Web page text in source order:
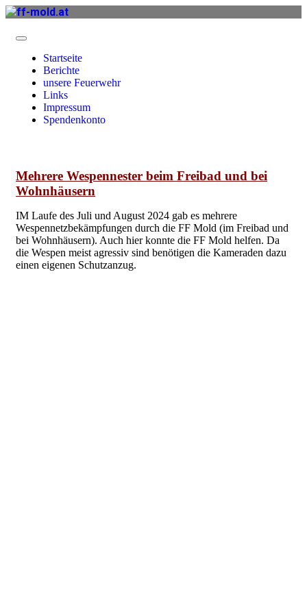
Startseite
Berichte
unsere Feuerwehr
Links
Impressum
Spendenkonto
Mehrere Wespennester beim Freibad und bei
Wohnhäusern
IM Laufe des Juli und August 2024 gab es mehrere
Wespennetzbekämpfungen durch die FF Mold (im Freibad und
bei Wohnhäusern). Auch hier konnte die FF Mold helfen. Da
die Wespen meist agressiv sind benötigen die Kameraden dazu
einen eigenen Schutzanzug.